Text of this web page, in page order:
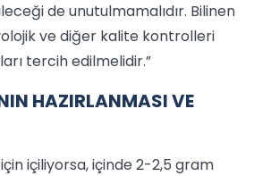
de unutulmamalıdır. Bilinen
ve diğer kalite kontrolleri
tercih edilmelidir.”
HAZIRLANMASI VE
içiliyorsa, içinde 2-2,5 gram